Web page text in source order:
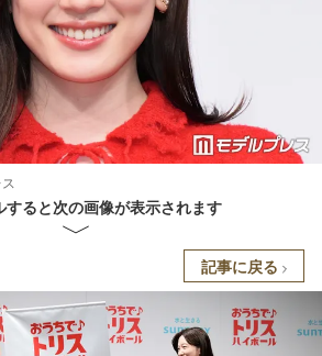
すると次の画像が表示されます
記事に戻る